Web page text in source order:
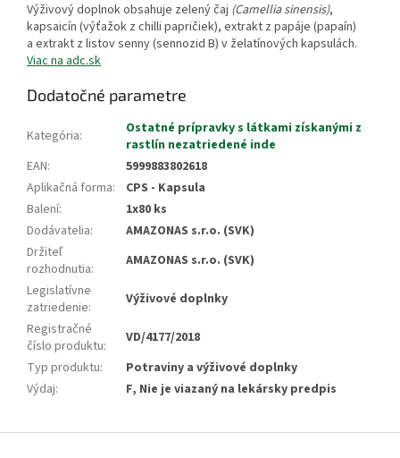
Výživový doplnok obsahuje zelený čaj (Camellia sinensis),
kapsaicín (výťažok z chilli papričiek), extrakt z papáje (papaín)
a extrakt z listov senny (sennozid B) v želatínových kapsulách.
Viac na adc.sk
Dodatočné parametre
Kategória:
Ostatné prípravky s látkami získanými z
rastlín nezatriedené inde
EAN:
5999883802618
Aplikačná forma:
CPS - Kapsula
Balení:
1x80 ks
Dodávatelia:
AMAZONAS s.r.o. (SVK)
Držiteľ
rozhodnutia:
AMAZONAS s.r.o. (SVK)
Legislatívne
zatriedenie:
Výživové doplnky
Registračné
číslo produktu:
VD/4177/2018
Typ produktu:
Potraviny a výživové doplnky
Výdaj: F, Nie je viazaný na lekársky predpis